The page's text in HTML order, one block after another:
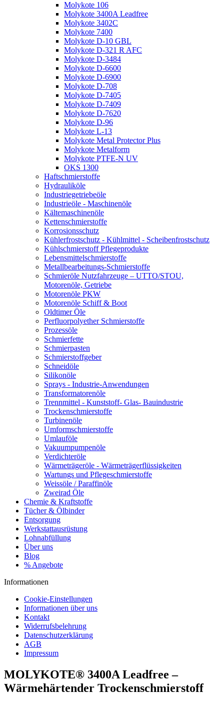
Molykote 106
Molykote 3400A Leadfree
Molykote 3402C
Molykote 7400
Molykote D-10 GBL
Molykote D-321 R AFC
Molykote D-3484
Molykote D-6600
Molykote D-6900
Molykote D-708
Molykote D-7405
Molykote D-7409
Molykote D-7620
Molykote D-96
Molykote L-13
Molykote Metal Protector Plus
Molykote Metalform
Molykote PTFE-N UV
OKS 1300
Haftschmierstoffe
Hydrauliköle
Industriegetriebeöle
Industrieöle - Maschinenöle
Kältemaschinenöle
Kettenschmierstoffe
Korrosionsschutz
Kühlerfrostschutz - Kühlmittel - Scheibenfrostschutz
Kühlschmierstoff Pflegeprodukte
Lebensmittelschmierstoffe
Metallbearbeitungs-Schmierstoffe
Schmieröle Nutzfahrzeuge – UTTO/STOU,
Motorenöle, Getriebe
Motorenöle PKW
Motorenöle Schiff & Boot
Oldtimer Öle
Perfluorpolyether Schmierstoffe
Prozessöle
Schmierfette
Schmierpasten
Schmierstoffgeber
Schneidöle
Silikonöle
Sprays - Industrie-Anwendungen
Transformatorenöle
Trennmittel - Kunststoff- Glas- Bauindustrie
Trockenschmierstoffe
Turbinenöle
Umformschmierstoffe
Umlauföle
Vakuumpumpenöle
Verdichteröle
Wärmeträgeröle - Wärmeträgerflüssigkeiten
Wartungs und Pflegeschmierstoffe
Weissöle / Paraffinöle
Zweirad Öle
Chemie & Kraftstoffe
Tücher & Ölbinder
Entsorgung
Werkstattausrüstung
Lohnabfüllung
Über uns
Blog
% Angebote
Informationen
Cookie-Einstellungen
Informationen über uns
Kontakt
Widerrufsbelehrung
Datenschutzerklärung
AGB
Impressum
MOLYKOTE® 3400A Leadfree –
Wärmehärtender Trockenschmierstoff